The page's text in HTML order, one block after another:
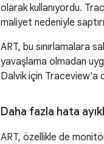
olarak kullanıyordu.
maliyet nedeniyle
ART, bu sınırlamalara
yavaşlama olmadan
Dalvik için Traceview'a
Daha fazla hata
ART, özellikle de